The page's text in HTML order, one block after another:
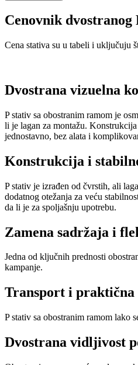
Cenovnik dvostranog
Cena stativa su u tabeli i uključuju
Dvostrana vizuelna
P stativ sa obostranim ramom je
li je lagan za montažu.
jednostavno, bez alata i
Konstrukcija i
P stativ je izrađen od čvrstih, ali
dodatnog otežanja za veću
da li je za spoljašnju upotrebu.
Zamena sadržaja i
Jedna od ključnih prednosti
kampanje.
Transport i praktična
P stativ sa obostranim ramom lako
Dvostrana vidljivost